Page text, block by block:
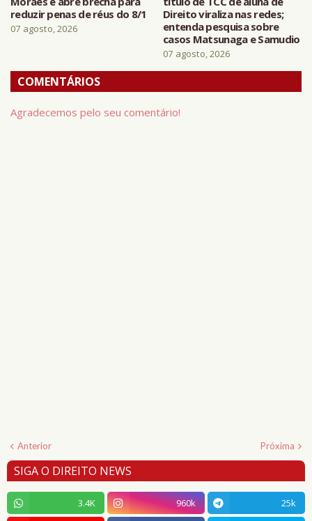
reduzir penas de réus do 8/1
07 agosto, 2026
Direito viraliza nas redes;
entenda pesquisa sobre
casos Matsunaga e Samudio
07 agosto, 2026
COMENTÁRIOS
Agradecemos pelo seu comentário!
Anterior Próxima
SIGA O DIREITO NEWS
3.4K 960k
25k